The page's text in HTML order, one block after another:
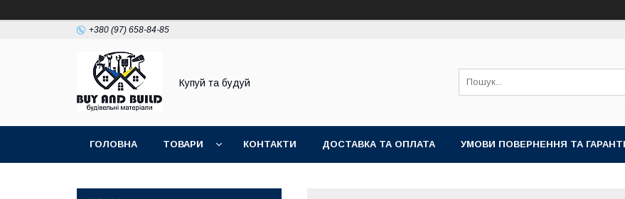
+380 (97) 658-84-85
Купуй та будуй
ГОЛОВНА ТОВАРИ КОНТАКТИ ДОСТАВКА ТА ОПЛАТА УМОВИ ПОВЕРНЕННЯ ТА